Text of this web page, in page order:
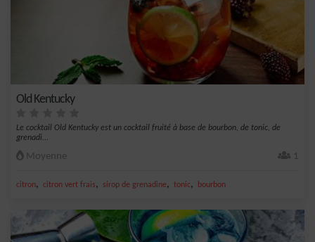
Old Kentucky
Le cocktail Old Kentucky est un cocktail fruité à base de bourbon, de tonic, de
grenadi...
Moyenne 1
citron, citron vert frais, sirop de grenadine, tonic, bourbon